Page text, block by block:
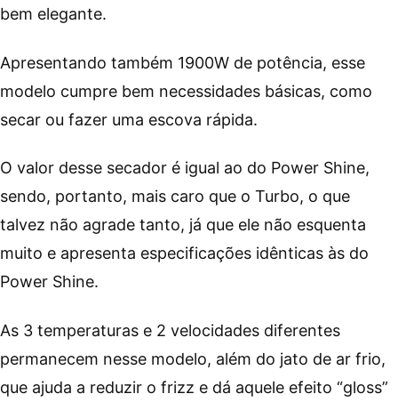
bem elegante.
Apresentando também 1900W de potência, esse
modelo cumpre bem necessidades básicas, como
secar ou fazer uma escova rápida.
O valor desse secador é igual ao do Power Shine,
sendo, portanto, mais caro que o Turbo, o que
talvez não agrade tanto, já que ele não esquenta
muito e apresenta especificações idênticas às do
Power Shine.
As 3 temperaturas e 2 velocidades diferentes
permanecem nesse modelo, além do jato de ar frio,
que ajuda a reduzir o frizz e dá aquele efeito “gloss”